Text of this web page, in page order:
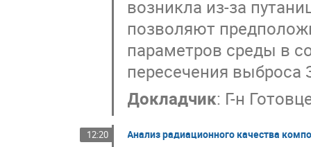
возникла из-за
позволяют
параметров среды в
пересечения выброса
Докладчик: Г-н
12:20 Анализ радиационного качества